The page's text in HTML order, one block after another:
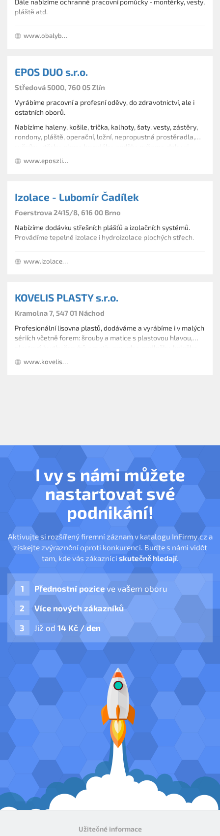
Dále nabízíme ochranné pracovní pomůcky - montérky, vesty,
pláště atd.
www.obalybohemia.cz
EPOS DUO s.r.o.
Středová 5000, 760 05 Zlín
Vyrábíme pracovní a profesní oděvy, do zdravotnictví, ale i
ostatních oborů.
Nabízíme haleny, košile, trička, kalhoty, šaty, vesty, zástěry,
rondony, pláště, operační, ložní, nepropustná prostěradla,
Poskytujeme náhradní plnění.
www.eposzlin.cz
Izolace - Lubomír Čadílek
Foerstrova 2415/8, 616 00 Brno
Nabízíme dodávku střešních plášťů a izolačních systémů.
Provádíme tepelné izolace i hydroizolace plochých střech.
www.izolace-cadilek.cz
KOVELIS PLASTY s.r.o.
Kramolna 7, 547 01 Náchod
Profesionální lisovna plastů, dodáváme a vyrábíme i v malých
sériích včetně forem: šrouby a matice s plastovou hlavou,
plastové krytky šroubů a matic, pouzdra, podložky, kolečka,
kruhové i čtvercové koncovky a jiné dílce z plastů dle
požadavků zákazníka. Zajišťujeme zakázkovou výrobu a
www.kovelisplasty.cz
I vy s námi můžete
nastartovat své
podnikání!
Aktivujte si rozšířený firemní záznam v katalogu InFirmy.cz a
získejte zvýraznění oproti konkurenci. Buďte s námi vidět
tam, kde vás zákazníci skutečně hledají.
Přednostní pozice ve vašem oboru
Více nových zákazníků
Již od 14 Kč / den
Užitečné informace